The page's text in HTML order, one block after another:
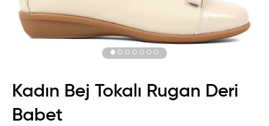
Kadın Bej Tokalı Rugan Deri
Babet